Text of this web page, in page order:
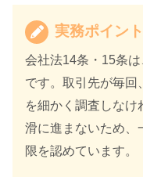
実務ポイント
会社法14条・15条
です。取引先が毎回
を細かく調査しなけ
滑に進まないため、
限を認めています。